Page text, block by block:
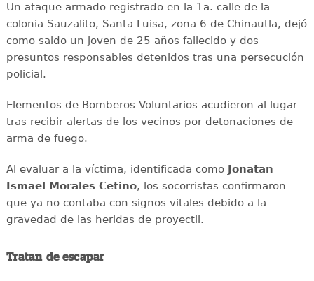
Un ataque armado registrado en la 1a. calle de la
colonia Sauzalito, Santa Luisa, zona 6 de Chinautla, dejó
como saldo un joven de 25 años fallecido y dos
presuntos responsables detenidos tras una persecución
policial.
Elementos de Bomberos Voluntarios acudieron al lugar
tras recibir alertas de los vecinos por detonaciones de
arma de fuego.
Al evaluar a la víctima, identificada como
Jonatan
Ismael Morales Cetino, los socorristas confirmaron
que ya no contaba con signos vitales debido a la
gravedad de las heridas de proyectil.
Tratan de escapar